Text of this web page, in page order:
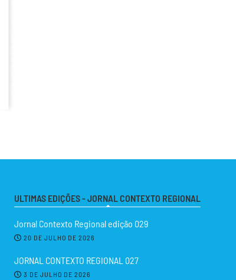
ULTIMAS EDIÇÕES - JORNAL CONTEXTO REGIONAL
Jornal Contexto Regional edição 029
20 DE JULHO DE 2026
JORNAL CONTEXTO REGIONAL 027
3 DE JULHO DE 2026